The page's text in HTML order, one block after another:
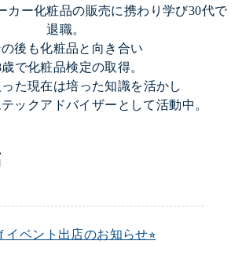
カー化粧品の販売に携わり学び30代で
退職。
の後も化粧品と向き合い
で化粧品検定の取得。
た現在は培った知識を活かし
ックアドバイザーとして活動中。
イベント出店のお知らせ⭐︎